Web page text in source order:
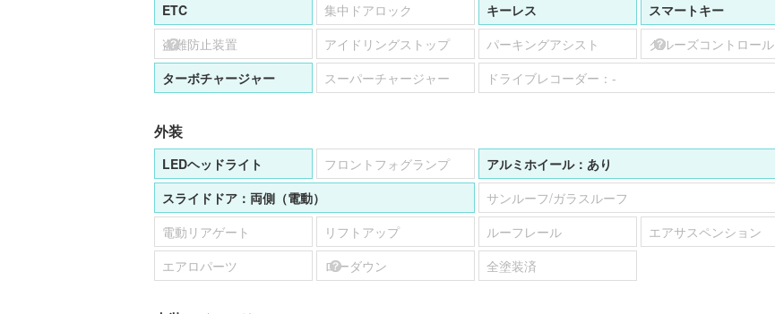
ETC
集中ドアロック キーレス
スマートキー
盗難防止装置
アイドリングストップ パーキングアシスト
クルーズコントロール
ターボチャージャー
スーパーチャージャー ドライブレコーダー： -
外装
LEDヘッドライト フロントフォグランプ アルミホイール： あり
スライドドア： 両側（電動）
サンルーフ/ガラスルーフ
電動リアゲート
リフトアップ ルーフレール
エアサスペンション
エアロパーツ
ローダウン 全塗装済